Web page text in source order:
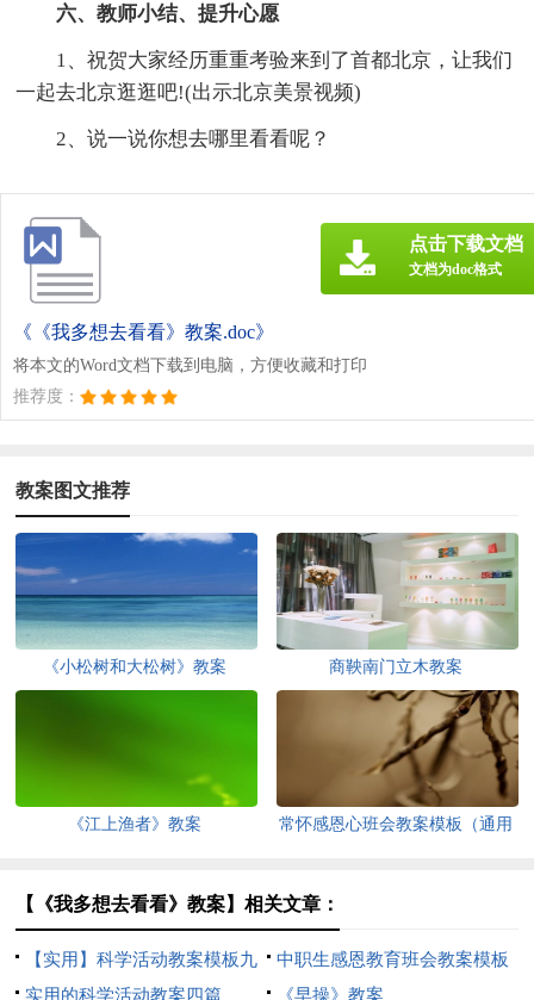
六、教师小结、提升心愿
1、祝贺大家经历重重考验来到了首都北京，让我们
一起去北京逛逛吧!(出示北京美景视频)
2、说一说你想去哪里看看呢？
《《我多想去看看》教案.doc》
将本文的Word文档下载到电脑，方便收藏和打印
推荐度：
点击下载文档
文档为doc格式
教案图文推荐
《小松树和大松树》教案 商鞅南门立木教案
《江上渔者》教案
常怀感恩心班会教案模板（通用
【《我多想去看看》教案】相关文章：
【实用】科学活动教案模板九
篇
中职生感恩教育班会教案模板
（精选8篇）
实用的科学活动教案四篇 《早操》教案